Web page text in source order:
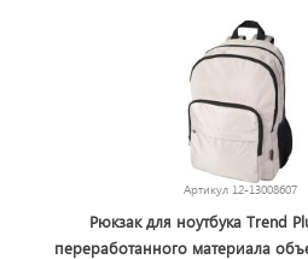
Артикул 12-13008607
Рюкзак для ноутбука Trend
переработанного материала